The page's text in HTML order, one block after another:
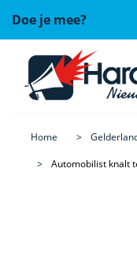
Doe je mee?
Home
Automobilist knalt